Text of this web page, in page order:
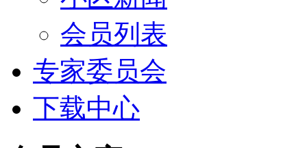
会员列表
专家委员会
下载中心